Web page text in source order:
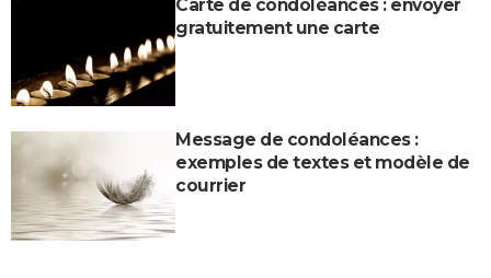
Carte de condoléances : envoyer
gratuitement une carte
Message de condoléances :
exemples de textes et modèle de
courrier